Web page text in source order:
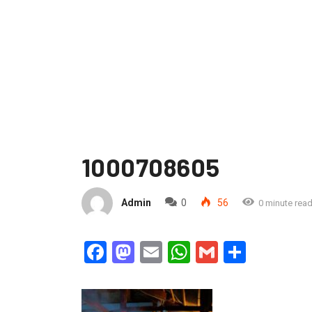
1000708605
Admin 0 56 0 minute read
Facebook
Mastodon
EmailWhatsApp
Gmail